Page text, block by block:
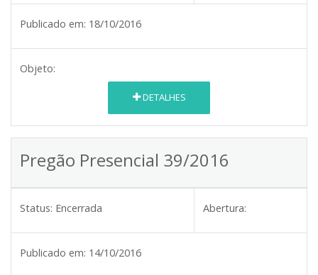
Publicado em: 18/10/2016
Objeto:
DETALHES
Pregão Presencial 39/2016
Status: Encerrada Abertura:
Publicado em: 14/10/2016